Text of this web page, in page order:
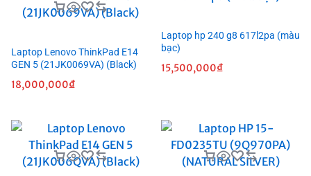
Laptop Lenovo ThinkPad E14
GEN 5 (21JK0069VA) (Black)
18,000,000₫
Laptop hp 240 g8 617l2pa (màu
bạc)
15,500,000₫